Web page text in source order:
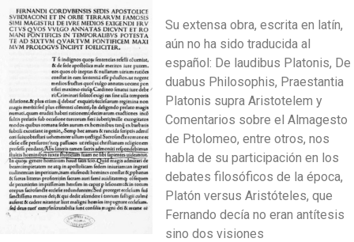
Su extensa obra, escrita en latín,
aún no ha sido traducida al
español: De laudibus Platonis, De
duabus Philosophis, Praestantia
Platonis supra Aristotelem y
Comentarios sobre el Almagesto
de Ptolomeo, entre otros, nos
habla de su participación en los
debates filosóficos de la época,
Platón versus Aristóteles, que
Fernando decía no eran antítesis
sino dos visiones